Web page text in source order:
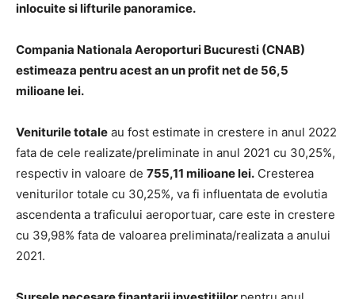
inlocuite si lifturile panoramice.
Compania Nationala Aeroporturi Bucuresti (CNAB)
estimeaza pentru acest an un profit net de 56,5
milioane lei.
Veniturile totale au fost estimate in crestere in anul 2022
fata de cele realizate/preliminate in anul 2021 cu 30,25%,
respectiv in valoare de 755,11 milioane lei. Cresterea
veniturilor totale cu 30,25%, va fi influentata de evolutia
ascendenta a traficului aeroportuar, care este in crestere
cu 39,98% fata de valoarea preliminata/realizata a anului
2021.